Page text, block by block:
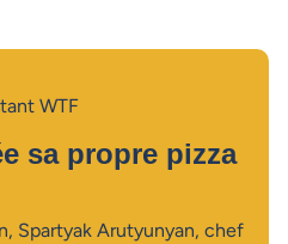
WTF
sa propre pizza
Spartyak Arutyunyan, chef